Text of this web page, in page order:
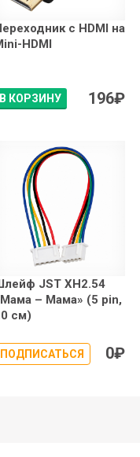
с HDMI на
HDMI
В КОРЗИНУ 196₽
JST XH2.54
– Мама» (5 pin,
см)
ПОДПИСАТЬСЯ 0₽